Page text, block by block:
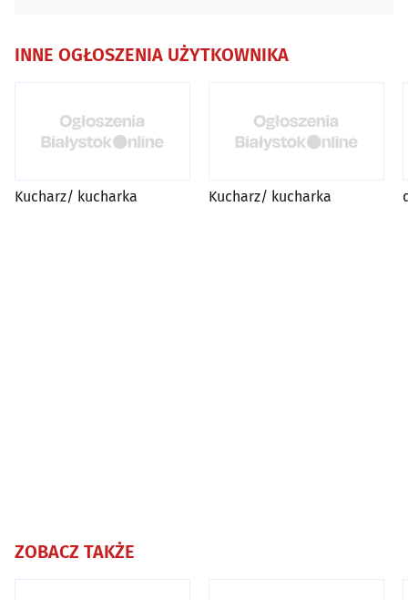
INNE OGŁOSZENIA UŻYTKOWNIKA
Kucharz/ kucharka Kucharz/ kucharka
ZOBACZ TAKŻE